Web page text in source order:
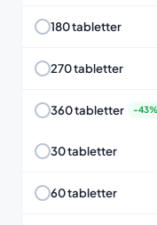
180 tabletter
270 tabletter
360 tabletter
30 tabletter
60 tabletter